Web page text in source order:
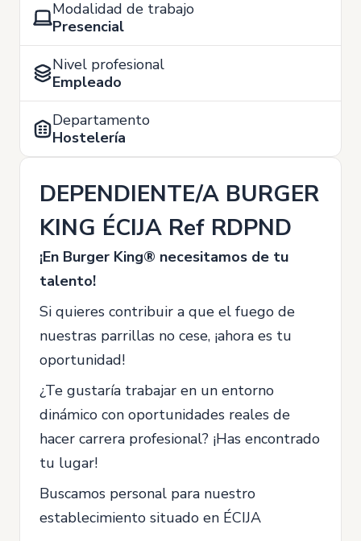
Modalidad de trabajo
Presencial
Nivel profesional
Empleado
Departamento
Hostelería
DEPENDIENTE/A BURGER
KING ÉCIJA Ref RDPND
¡En Burger King® necesitamos de tu
talento!
Si quieres contribuir a que el fuego de
nuestras parrillas no cese, ¡ahora es tu
oportunidad!
¿Te gustaría trabajar en un entorno
dinámico con oportunidades reales de
hacer carrera profesional? ¡Has encontrado
tu lugar!
Buscamos personal para nuestro
establecimiento situado en ÉCIJA